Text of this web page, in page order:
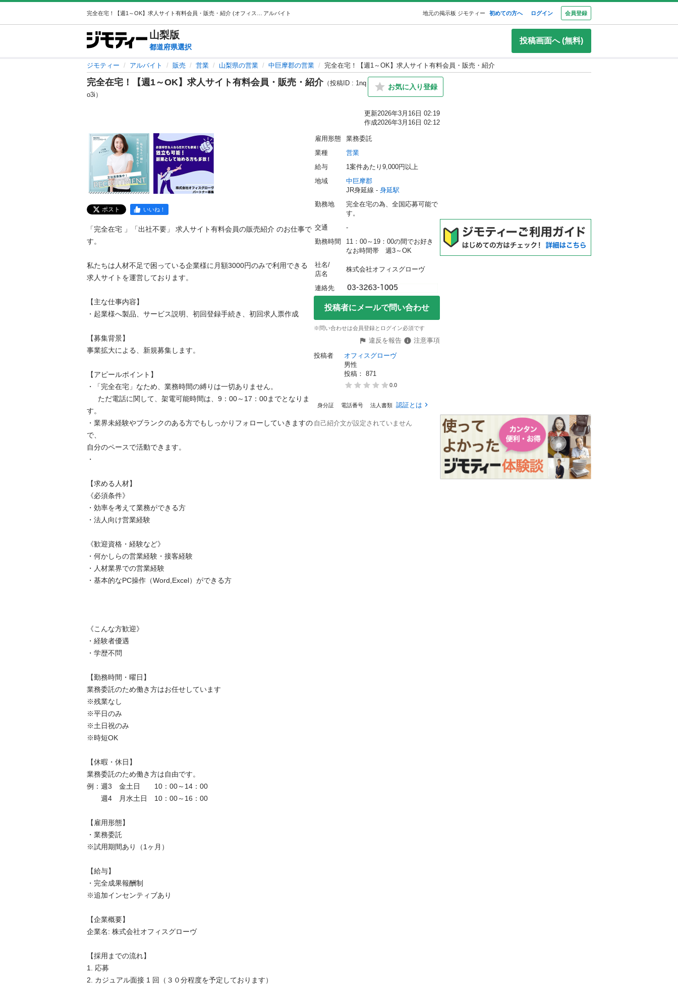
アルバイト 地元の掲示板 ジモティー 初めての方へ ログイン 会員登録
山梨版
都道府県選択
投稿画面へ (無料)
ジモティー アルバイト 販売 営業 山梨県の営業 中巨摩郡の営業 完全在宅！【週1～OK】求人サイト有料会員・販売・紹介
完全在宅！【週1～OK】求人サイト有料会員・販売・紹介（投稿ID : 1nq
o3i）
お気に入り登録
更新2026年3月16日 02:19
作成2026年3月16日 02:12
ポスト いいね！
「完全在宅 」「出社不要」 求人サイト有料会員の販売紹介 のお仕事で
す。
私たちは人材不足で困っている企業様に月額3000円のみで利用できる
求人サイトを運営しております。
【主な仕事内容】
・起業様へ製品、サービス説明、初回登録手続き、初回求人票作成
【募集背景】
事業拡大による、新規募集します。
【アピールポイント】
・「完全在宅」なため、業務時間の縛りは一切ありません。
ただ電話に関して、架電可能時間は、9：00～17：00までとなりま
す。
・業界未経験やブランクのある方でもしっかりフォローしていきますの
で、
自分のペースで活動できます。
・
【求める人材】
《必須条件》
・効率を考えて業務ができる方
・法人向け営業経験
《歓迎資格・経験など》
・何かしらの営業経験・接客経験
・人材業界での営業経験
・基本的なPC操作（Word,Excel）ができる方
《こんな方歓迎》
・経験者優遇
・学歴不問
【勤務時間・曜日】
業務委託のため働き方はお任せしています
※残業なし
※平日のみ
※土日祝のみ
※時短OK
【休暇・休日】
業務委託のため働き方は自由です。
例：週3　金土日　　10：00～14：00
週4　月水土日　10：00～16：00
【雇用形態】
・業務委託
※試用期間あり（1ヶ月）
【給与】
・完全成果報酬制
※追加インセンティブあり
【企業概要】
企業名: 株式会社オフィスグローヴ
【採用までの流れ】
1. 応募
2. カジュアル面接 1 回（３０分程度を予定しております）
雇用形態
業務委託
業種
営業
給与
1案件あたり9,000円以上
地域
中巨摩郡
JR身延線 - 身延駅
勤務地
完全在宅の為、全国応募可能で
す。
交通
-
勤務時間
11：00～19：00の間でお好き
なお時間帯　週3～OK
社名/
店名
株式会社オフィスグローヴ
連絡先
投稿者にメールで問い合わせ
※問い合わせは会員登録とログイン必須です
違反を報告
注意事項
投稿者
オフィスグローヴ
男性
投稿： 871
0.0
身分証 電話番号 法人書類 認証とは
自己紹介文が設定されていません